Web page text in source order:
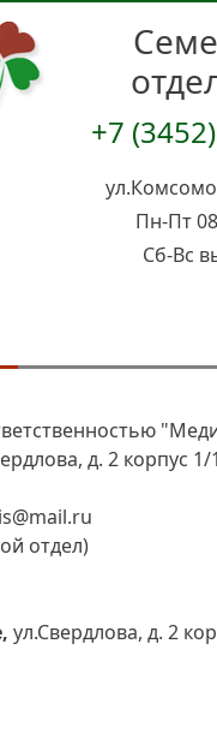
+7
Пн-Пт
Сб-Вс
д. 2 корпус 1/1
отдел)
ул.Свердлова, д. 2